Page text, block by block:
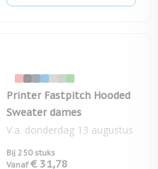
Printer Fastpitch Hooded
Sweater dames
V.a. donderdag 13 augustus
Bij 250 stuks
Vanaf € 31,78